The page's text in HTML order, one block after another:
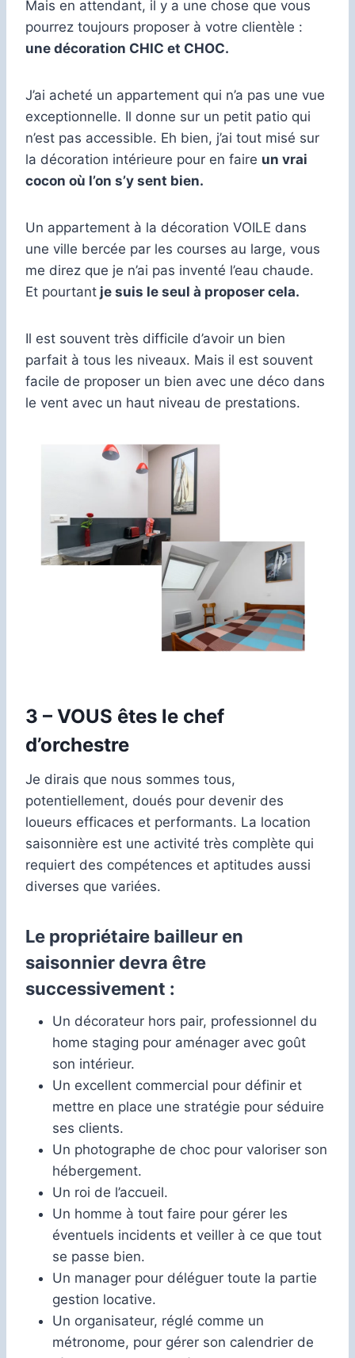
Mais en attendant, il y a une chose que vous
pourrez toujours proposer à votre clientèle :
une décoration CHIC et CHOC.
J’ai acheté un appartement qui n’a pas une vue
exceptionnelle. Il donne sur un petit patio qui
n’est pas accessible. Eh bien, j’ai tout misé sur
la décoration intérieure pour en faire un vrai
cocon où l’on s’y sent bien.
Un appartement à la décoration VOILE dans
une ville bercée par les courses au large, vous
me direz que je n’ai pas inventé l’eau chaude.
Et pourtant je suis le seul à proposer cela.
Il est souvent très difficile d’avoir un bien
parfait à tous les niveaux. Mais il est souvent
facile de proposer un bien avec une déco dans
le vent avec un haut niveau de prestations.
3 – VOUS êtes le chef
d’orchestre
Je dirais que nous sommes tous,
potentiellement, doués pour devenir des
loueurs efficaces et performants. La location
saisonnière est une activité très complète qui
requiert des compétences et aptitudes aussi
diverses que variées.
Le propriétaire bailleur en
saisonnier devra être
successivement :
Un décorateur hors pair, professionnel du
home staging pour aménager avec goût
son intérieur.
Un excellent commercial pour définir et
mettre en place une stratégie pour séduire
ses clients.
Un photographe de choc pour valoriser son
hébergement.
Un roi de l’accueil.
Un homme à tout faire pour gérer les
éventuels incidents et veiller à ce que tout
se passe bien.
Un manager pour déléguer toute la partie
gestion locative.
Un organisateur, réglé comme un
métronome, pour gérer son calendrier de